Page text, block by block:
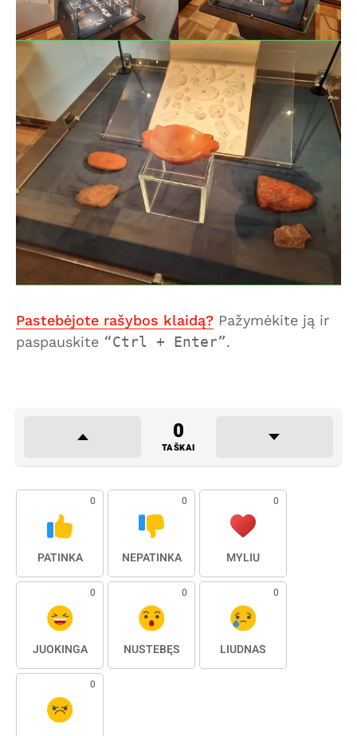
Pastebėjote rašybos klaidą? Pažymėkite ją ir
paspauskite
Ctrl + Enter .
0
TAŠKAI
0
PATINKA
0
NEPATINKA
0
MYLIU
0
JUOKINGA
0
NUSTEBĘS
0
LIŪDNAS
0